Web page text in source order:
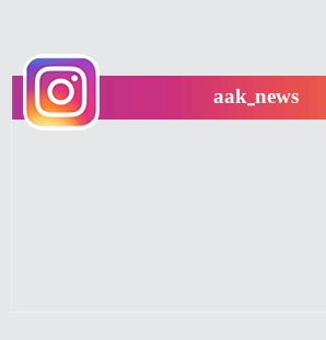
aak_news